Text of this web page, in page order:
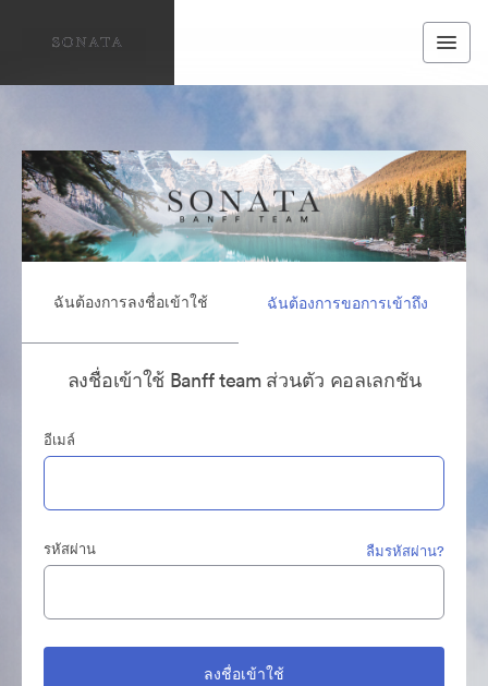
ฉันต้องการลงชื่อเข้าใช้ ฉันต้องการขอการเข้าถึง
ลงชื่อเข้าใช้ Banff team ส่วนตัว คอลเลกชัน
อีเมล์
รหัสผ่าน ลืมรหัสผ่าน?